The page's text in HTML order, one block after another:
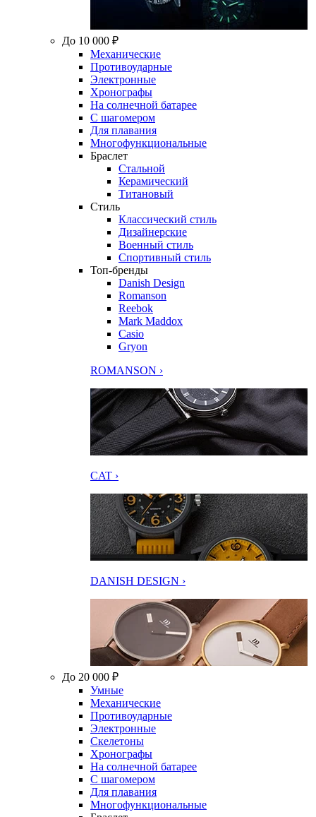
До 10 000 ₽
Механические
Противоударные
Электронные
Хронографы
На солнечной батарее
С шагомером
Для плавания
Многофункциональные
Браслет
Стальной
Керамический
Титановый
Стиль
Классический стиль
Дизайнерские
Военный стиль
Спортивный стиль
Топ-бренды
Danish Design
Romanson
Reebok
Mark Maddox
Casio
Gryon
ROMANSON ›
CAT ›
DANISH DESIGN ›
До 20 000 ₽
Умные
Механические
Противоударные
Электронные
Скелетоны
Хронографы
На солнечной батарее
С шагомером
Для плавания
Многофункциональные